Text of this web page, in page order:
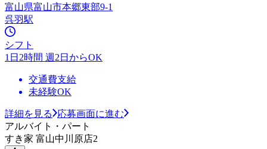
富山県富山市本郷東部9-1
呉羽駅
シフト
1日2時間 週2日からOK
交通費支給
未経験OK
詳細を見る
応募画面に進む
アルバイト・パート
すき家 富山中川原店2